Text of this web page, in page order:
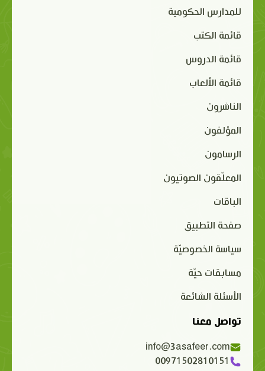
للمدارس الحكومية
قائمة الكتب
قائمة الدروس
قائمة الألعاب
الناشرون
المؤلفون
الرسامون
المعلّقون الصوتيون
الباقات
صفحة التطبيق
سياسة الخصوصيّة
مسابقات حيّة
الأسئلة الشائعة
تواصل معنا
info@3asafeer.com
00971502810151